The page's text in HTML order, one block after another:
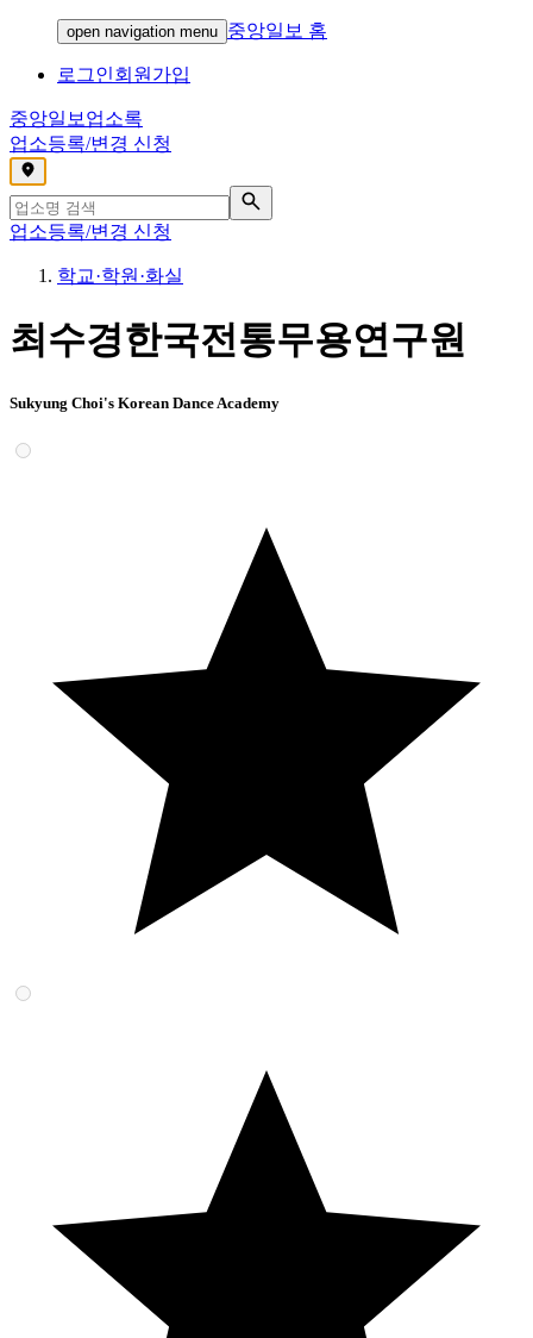
open navigation menu 중앙일보 홈
로그인회원가입
중앙일보 업소록
업소등록/변경 신청
,
업소등록/변경 신청
학교·학원·화실
최수경한국전통무용연구원
Sukyung Choi's Korean Dance Academy